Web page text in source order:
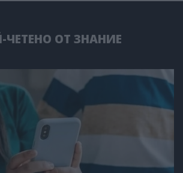
ЧЕТЕНО ОТ ЗНАНИЕ